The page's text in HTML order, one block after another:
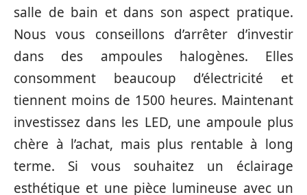
salle de bain et dans son aspect pratique.
Nous vous conseillons d’arrêter d’investir
dans des ampoules halogènes. Elles
consomment beaucoup d’électricité et
tiennent moins de 1500 heures. Maintenant
investissez dans les LED, une ampoule plus
chère à l’achat, mais plus rentable à long
terme. Si vous souhaitez un éclairage
esthétique et une pièce lumineuse avec un